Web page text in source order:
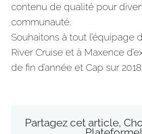
contenu de qualité pour
communauté.
Souhaitons à tout l’équipage
River Cruise et à Maxence
de fin d’année et Cap sur
Partagez cet article,